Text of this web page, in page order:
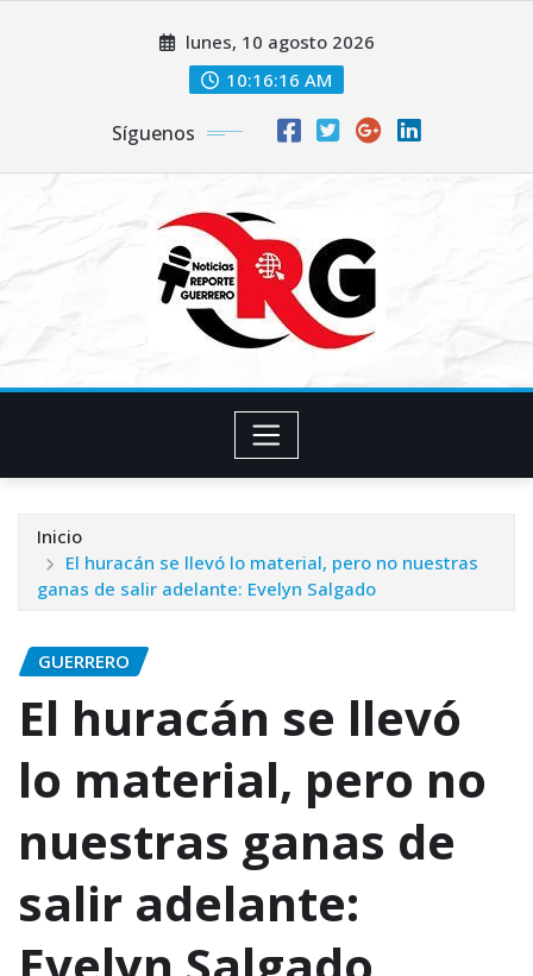
lunes, 10 agosto 2026
10:16:17 AM
Síguenos
Inicio
El huracán se llevó lo material, pero no nuestras
ganas de salir adelante: Evelyn Salgado
GUERRERO
El huracán se llevó
lo material, pero no
nuestras ganas de
salir adelante: